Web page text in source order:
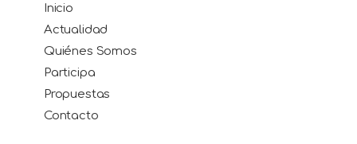
Inicio
Actualidad
Quiénes Somos
Participa
Propuestas
Contacto